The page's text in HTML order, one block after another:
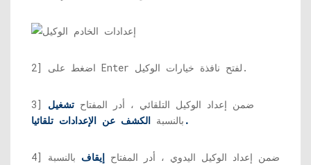
2] اضغط على Enter لفتح نافذة خيارات الوكيل.
3] ضمن إعداد الوكيل التلقائي ، أدر المفتاح تشغيل
بالنسبة الكشف عن الإعدادات تلقائيا.
4] ضمن إعداد الوكيل اليدوي ، أدر المفتاح إيقاف بالنسبة